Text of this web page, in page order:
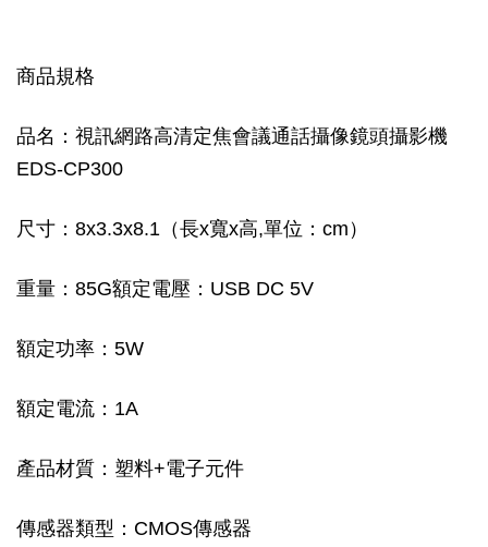
商品規格
品名：視訊網路高清定焦會議通話攝像鏡頭攝影機
EDS-CP300
尺寸：8x3.3x8.1（長x寬x高,單位：cm）
重量：85G額定電壓：USB DC 5V
額定功率：5W
額定電流：1A
產品材質：塑料+電子元件
傳感器類型：CMOS傳感器